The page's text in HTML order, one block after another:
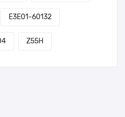
E3E01-60132
Z55H